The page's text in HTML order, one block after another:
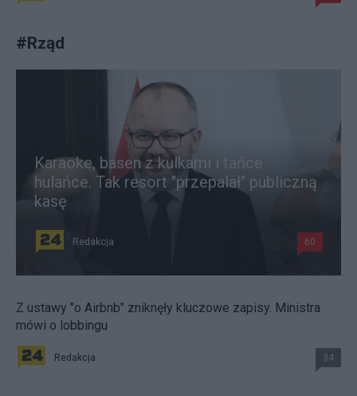
#Rząd
Karaoke, basen z kulkami i tańce
hulańce. Tak resort "przepalał" publiczną
kasę
Redakcja 60
Z ustawy "o Airbnb" zniknęły kluczowe zapisy. Ministra
mówi o lobbingu
Redakcja 34